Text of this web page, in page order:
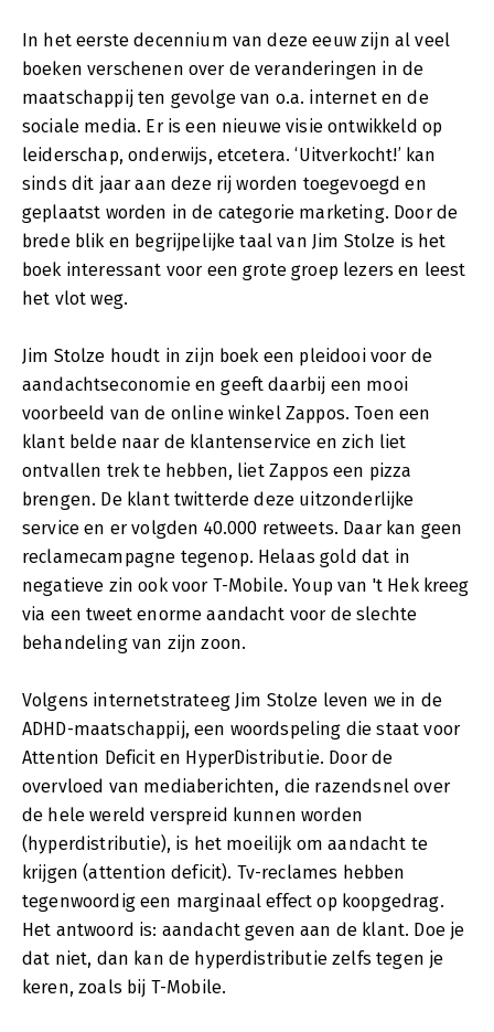
In het eerste decennium van deze eeuw zijn al veel
boeken verschenen over de veranderingen in de
maatschappij ten gevolge van o.a. internet en de
sociale media. Er is een nieuwe visie ontwikkeld op
leiderschap, onderwijs, etcetera. ‘Uitverkocht!’ kan
sinds dit jaar aan deze rij worden toegevoegd en
geplaatst worden in de categorie marketing. Door de
brede blik en begrijpelijke taal van Jim Stolze is het
boek interessant voor een grote groep lezers en leest
het vlot weg.
Jim Stolze houdt in zijn boek een pleidooi voor de
aandachtseconomie en geeft daarbij een mooi
voorbeeld van de online winkel Zappos. Toen een
klant belde naar de klantenservice en zich liet
ontvallen trek te hebben, liet Zappos een pizza
brengen. De klant twitterde deze uitzonderlijke
service en er volgden 40.000 retweets. Daar kan geen
reclamecampagne tegenop. Helaas gold dat in
negatieve zin ook voor T-Mobile. Youp van 't Hek kreeg
via een tweet enorme aandacht voor de slechte
behandeling van zijn zoon.
Volgens internetstrateeg Jim Stolze leven we in de
ADHD-maatschappij, een woordspeling die staat voor
Attention Deficit en HyperDistributie. Door de
overvloed van mediaberichten, die razendsnel over
de hele wereld verspreid kunnen worden
(hyperdistributie), is het moeilijk om aandacht te
krijgen (attention deficit). Tv-reclames hebben
tegenwoordig een marginaal effect op koopgedrag.
Het antwoord is: aandacht geven aan de klant. Doe je
dat niet, dan kan de hyperdistributie zelfs tegen je
keren, zoals bij T-Mobile.